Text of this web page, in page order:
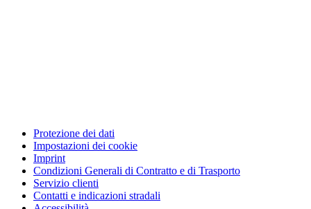
Protezione dei dati
Impostazioni dei cookie
Imprint
Condizioni Generali di Contratto e di Trasporto
Servizio clienti
Contatti e indicazioni stradali